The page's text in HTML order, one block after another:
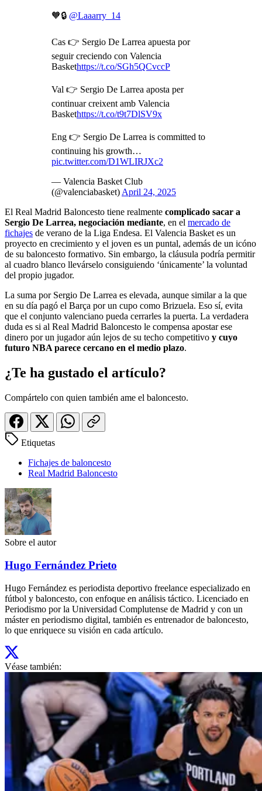
🧡🔒 @Laaarry_14
Cas 👉 Sergio De Larrea apuesta por
seguir creciendo con Valencia
Baskethttps://t.co/SGh5QCvccP
Val 👉 Sergio De Larrea aposta per
continuar creixent amb Valencia
Baskethttps://t.co/t9t7DlSV9x
Eng 👉 Sergio De Larrea is committed to
continuing his growth…
pic.twitter.com/D1WLIRJXc2
— Valencia Basket Club
(@valenciabasket)April 24, 2025
El Real Madrid Baloncesto tiene realmente complicado sacar a
Sergio De Larrea, negociación mediante, en el mercado de
fichajes de verano de la Liga Endesa. El Valencia Basket es un
proyecto en crecimiento y el joven es un puntal, además de un icóno
de su baloncesto formativo. Sin embargo, la cláusula podría permitir
al cuadro blanco llevárselo consiguiendo ‘únicamente’ la voluntad
del propio jugador.
La suma por Sergio De Larrea es elevada, aunque similar a la que
en su día pagó el Barça por un cupo como Brizuela. Eso sí, evita
que el conjunto valenciano pueda cerrarles la puerta. La verdadera
duda es si al Real Madrid Baloncesto le compensa apostar ese
dinero por un jugador aún lejos de su techo competitivo y cuyo
futuro NBA parece cercano en el medio plazo.
¿Te ha gustado el artículo?
Compártelo con quien también ame el baloncesto.
Etiquetas
Fichajes de baloncesto
Real Madrid Baloncesto
Sobre el autor
Hugo Fernández Prieto
Hugo Fernández es periodista deportivo freelance especializado en
fútbol y baloncesto, con enfoque en análisis táctico. Licenciado en
Periodismo por la Universidad Complutense de Madrid y con un
máster en periodismo digital, también es entrenador de baloncesto,
lo que enriquece su visión en cada artículo.
Véase también: